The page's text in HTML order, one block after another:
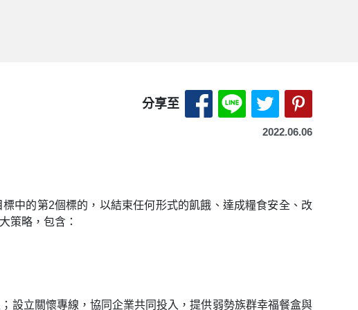
分享至 分享至 Facebook-另開新
分享至 LINE-另開
分享至 X（
2022.06.06
中的第2個標的，以結束任何形式的飢餓、達成糧食安全、改
策略，包含：
設立關懷專線，協同企業共同投入，提供弱勢族群幸福餐盒與